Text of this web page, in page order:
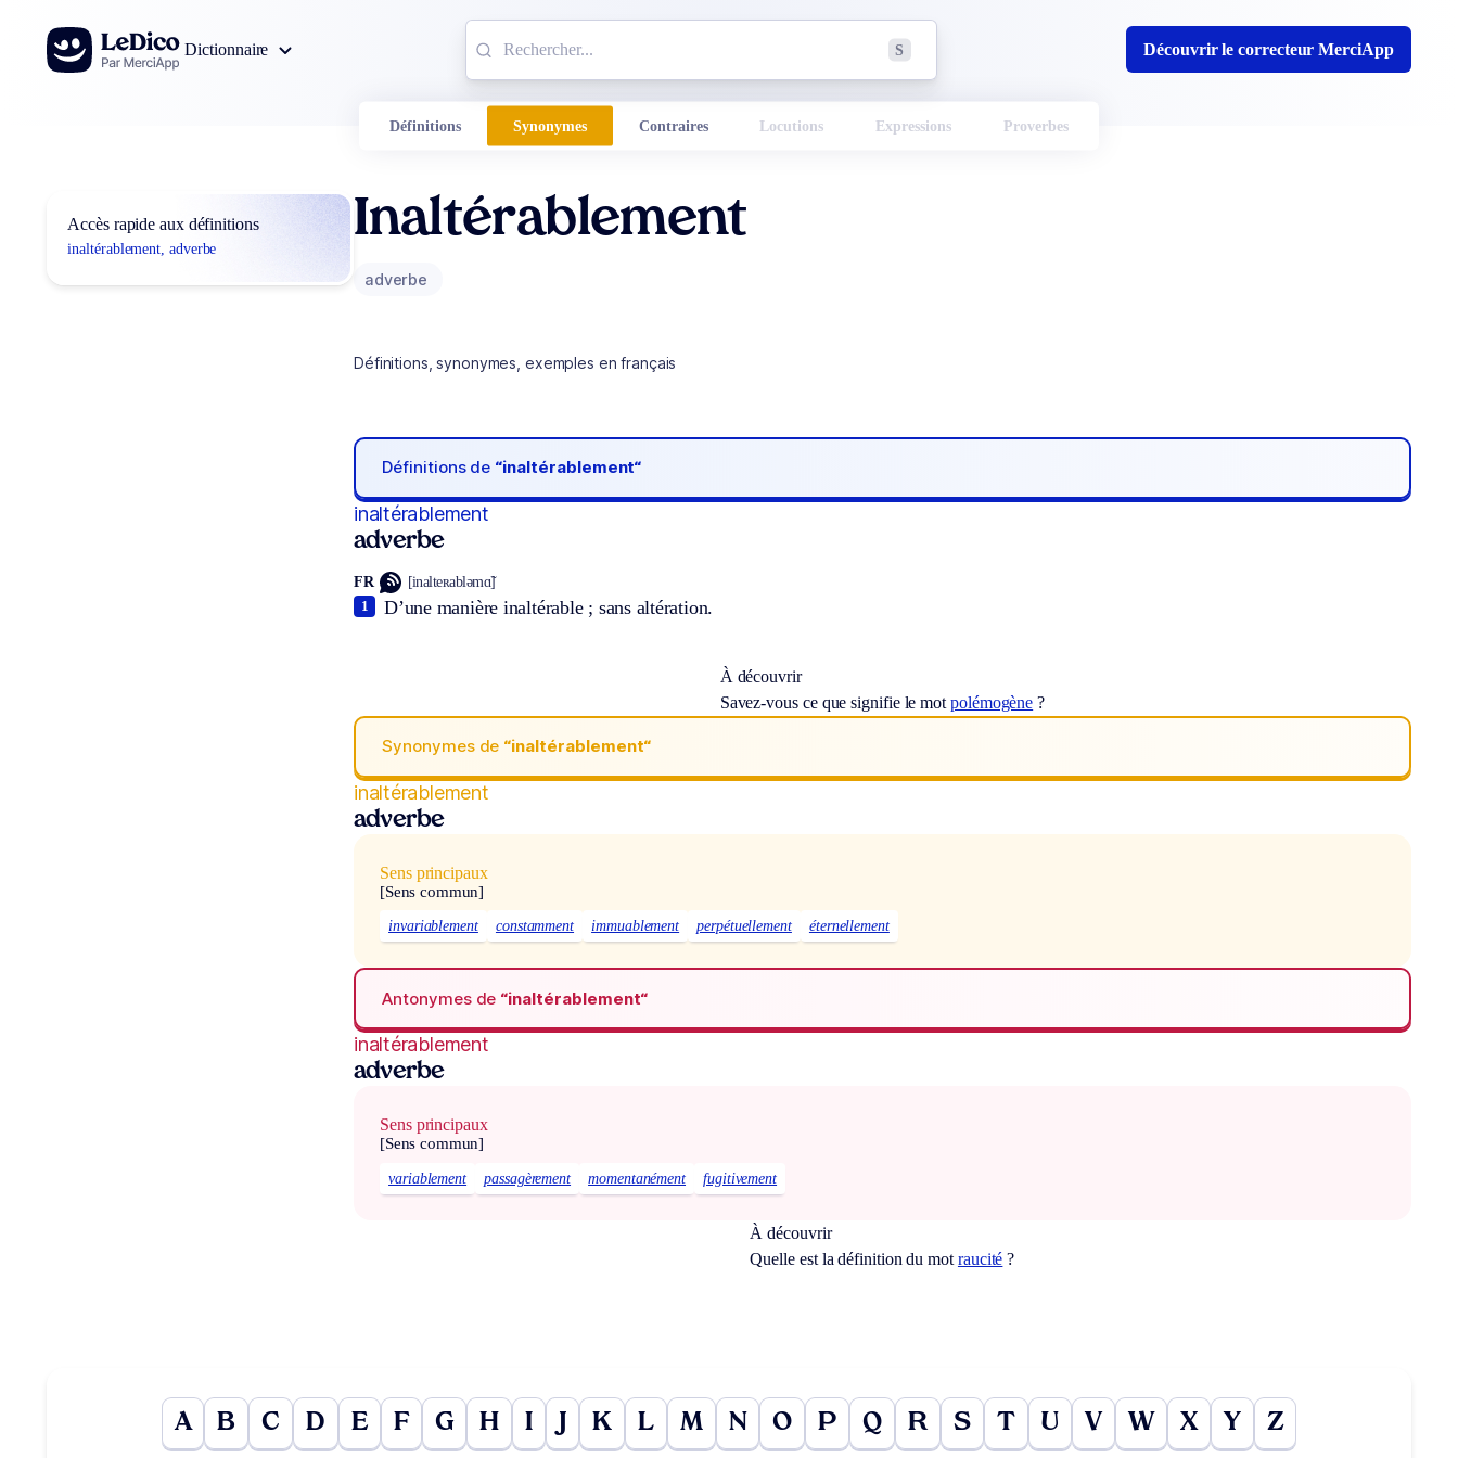
Aller au contenu
Dictionnaire
S Découvrir le correcteur MerciApp
Définitions Synonymes Contraires Locutions Expressions Proverbes
Accès rapide aux définitions
inaltérablement, adverbe
Inaltérablement
adverbe
Définitions, synonymes, exemples en français
Définitions de “inaltérablement“
inaltérablement
adverbe
FR [inalteʀabləmɑ̃]
D’une manière inaltérable ; sans altération.
1
À découvrir
Savez-vous ce que signifie le mot polémogène ?
Synonymes de “inaltérablement“
inaltérablement
adverbe
Sens principaux
[Sens commun]
invariablement constamment immuablement perpétuellement éternellement
Antonymes de “inaltérablement“
inaltérablement
adverbe
Sens principaux
[Sens commun]
variablement passagèrement momentanément fugitivement
À découvrir
Quelle est la définition du mot raucité ?
A B C D E F G H I J K L M N O P Q R S T U V W X Y Z